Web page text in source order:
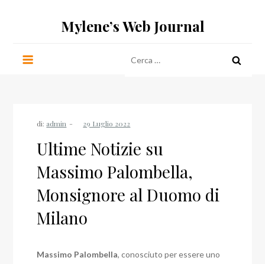
Mylene’s Web Journal
per:
di: admin
Ultime Notizie su
Massimo Palombella,
Monsignore al Duomo di
Milano
Massimo Palombella, conosciuto per essere uno